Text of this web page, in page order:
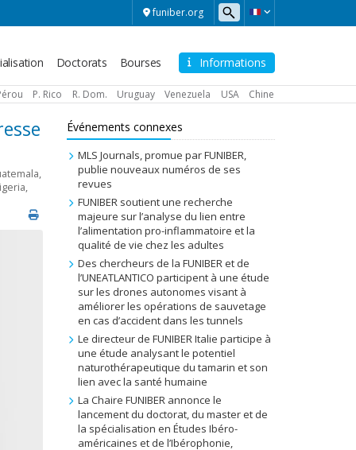
funiber.org
Informations
Doctorats Bourses
P. Rico R. Dom. Uruguay Venezuela USA Chine
,
,
Événements connexes
MLS Journals, promue par FUNIBER,
publie nouveaux numéros de ses
revues
FUNIBER soutient une recherche
majeure sur l’analyse du lien entre
l’alimentation pro-inflammatoire et la
qualité de vie chez les adultes
Des chercheurs de la FUNIBER et de
l’UNEATLANTICO participent à une étude
sur les drones autonomes visant à
améliorer les opérations de sauvetage
en cas d’accident dans les tunnels
Le directeur de FUNIBER Italie participe à
une étude analysant le potentiel
naturothérapeutique du tamarin et son
lien avec la santé humaine
La Chaire FUNIBER annonce le
lancement du doctorat, du master et de
la spécialisation en Études Ibéro-
américaines et de l’Ibérophonie,